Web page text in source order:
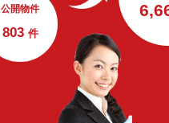
公開物件
803 件